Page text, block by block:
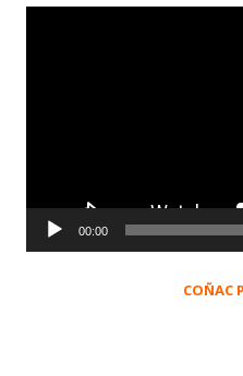
00:00
COÑAC